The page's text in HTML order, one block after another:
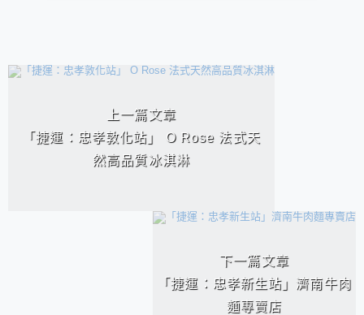
相連文章
上一篇文章
「捷運：忠孝敦化站」 O Rose 法式天
然高品質冰淇淋
下一篇文章
「捷運：忠孝新生站」濟南牛肉
麵專賣店